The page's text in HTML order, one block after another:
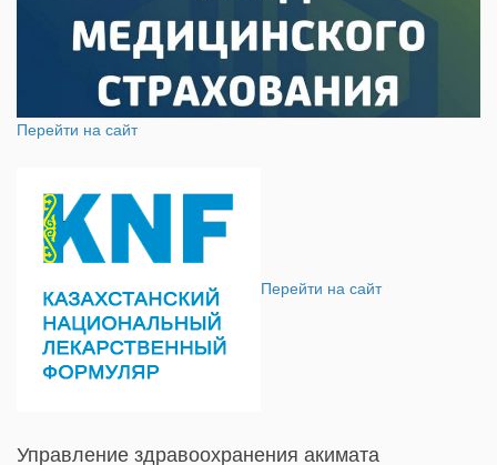
Перейти на сайт
Перейти на сайт
Управление здравоохранения акимата